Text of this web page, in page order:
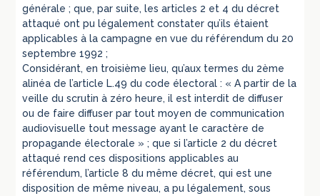
générale ; que, par suite, les articles 2 et 4 du décret
attaqué ont pu légalement constater qu’ils étaient
applicables à la campagne en vue du référendum du 20
septembre 1992 ;
Considérant, en troisième lieu, qu’aux termes du 2ème
alinéa de l’article L.49 du code électoral : « A partir de la
veille du scrutin à zéro heure, il est interdit de diffuser
ou de faire diffuser par tout moyen de communication
audiovisuelle tout message ayant le caractère de
propagande électorale » ; que si l’article 2 du décret
attaqué rend ces dispositions applicables au
référendum, l’article 8 du même décret, qui est une
disposition de même niveau, a pu légalement, sous